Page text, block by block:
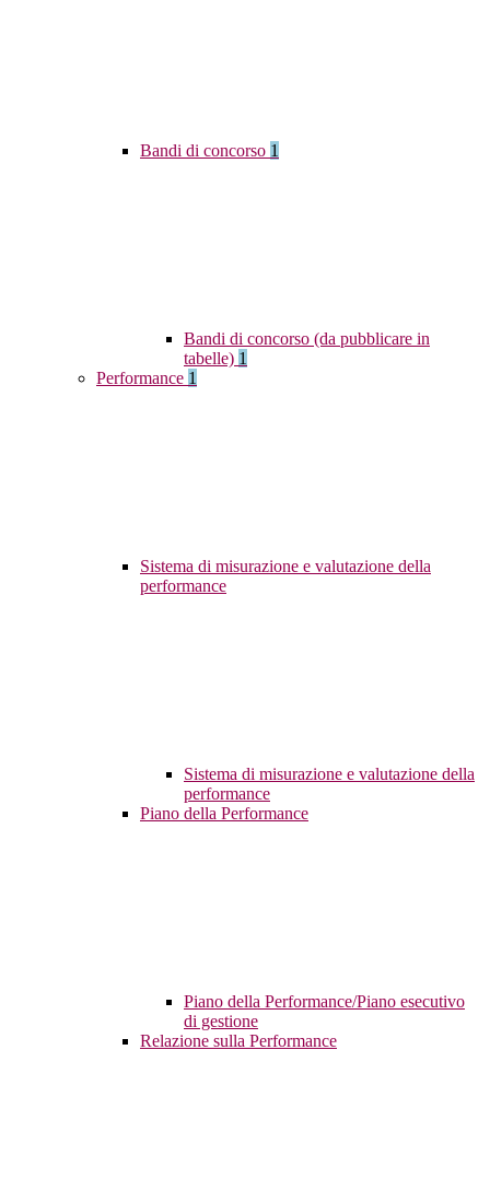
Bandi di concorso 1
Bandi di concorso (da pubblicare in
tabelle) 1
Performance 1
Sistema di misurazione e valutazione della
performance
Sistema di misurazione e valutazione della
performance
Piano della Performance
Piano della Performance/Piano esecutivo
di gestione
Relazione sulla Performance